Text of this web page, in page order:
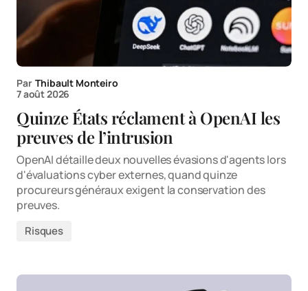
Par Thibault Monteiro
7 août 2026
Quinze États réclament à OpenAI les
preuves de l’intrusion
OpenAI détaille deux nouvelles évasions d'agents lors
d'évaluations cyber externes, quand quinze
procureurs généraux exigent la conservation des
preuves.
Risques